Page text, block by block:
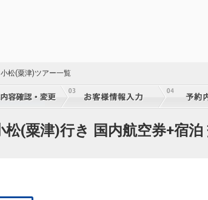
松(粟津)ツアー一覧
(粟津)行き 国内航空券+宿泊
ク
182
乗継便